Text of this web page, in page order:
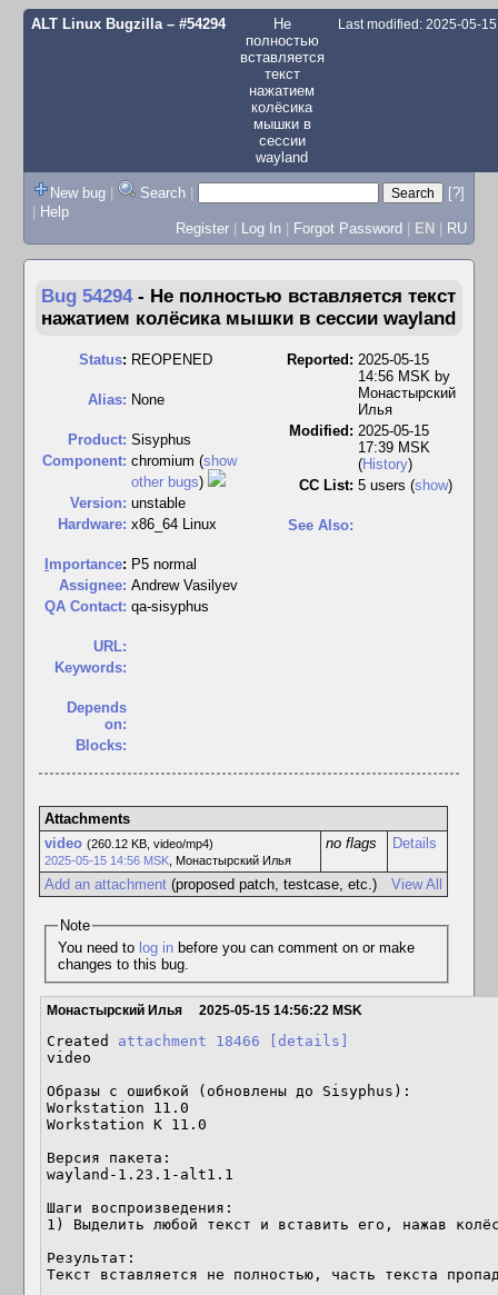
ALT Linux Bugzilla– #54294
Не
полностью
вставляется
текст
нажатием
колёсика
мышки в
сессии
wayland
Last modified: 2025-05-
New bug | Search |
[?]
| Help
Register | Log In | Forgot Password | EN | RU
Bug 54294 - Не полностью вставляется текст
нажатием колёсика мышки в сессии wayland
Status: REOPENED
Alias: None
Product: Sisyphus
Component: chromium (show
other bugs)
Version: unstable
Hardware: x86_64 Linux
mportance: P5 normal
Assignee: Andrew Vasilyev
QA Contact: qa-sisyphus
URL:
Keywords:
Depends
on:
Blocks:
Reported: 2025-05-15
14:56 MSK by
Монастырский
Илья
Modified: 2025-05-15
17:39 MSK
(History)
CC List: 5 users (show)
See Also:
Attachments
video (260.12 KB, video/mp4)
2025-05-15 14:56 MSK, Монастырский Илья
no flags Details
View All
Add an attachment(proposed patch, testcase, etc.)
Note
You need to log inbefore you can comment on or make
changes to this bug.
Монастырский Илья 2025-05-15 14:56:22 MSK
Created attachment 18466
[details]
video
Образы с ошибкой (обновлены до Sisyphus):
Workstation 11.0
Workstation K 11.0
Версия пакета:
wayland-1.23.1-alt1.1
Шаги воспроизведения:
1) Выделить любой текст и вставить его, нажав
Результат:
Текст вставляется не полностью, часть текста